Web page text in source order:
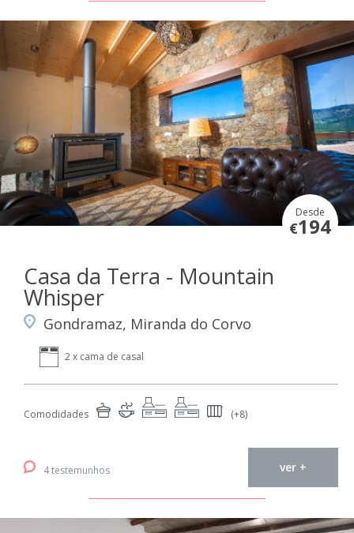
Desde
€194
Casa da Terra - Mountain
Whisper
Gondramaz, Miranda do Corvo
2 x cama de casal
Comodidades (+8)
4 testemunhos ver +